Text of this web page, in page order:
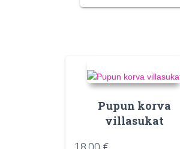
Pupun korva
villasukat